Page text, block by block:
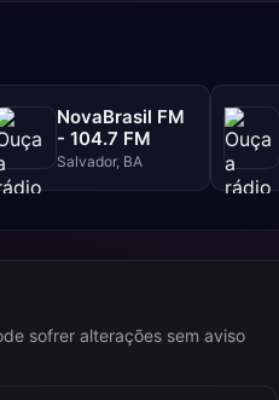
NovaBrasil FM
- 104.7 FM
Salvador, BA
sofrer alterações sem aviso